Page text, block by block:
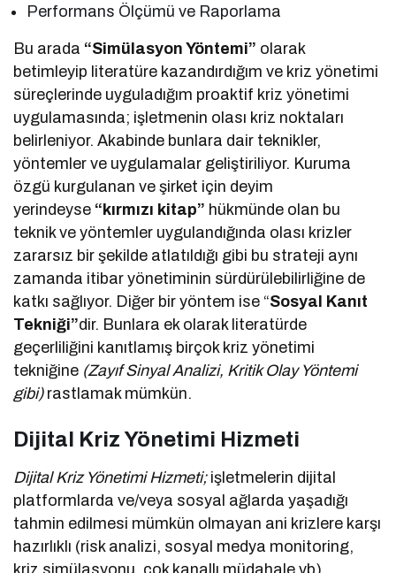
Performans Ölçümü ve Raporlama
Bu arada “Simülasyon Yöntemi” olarak
betimleyip literatüre kazandırdığım ve kriz yönetimi
süreçlerinde uyguladığım proaktif kriz yönetimi
uygulamasında; işletmenin olası kriz noktaları
belirleniyor. Akabinde bunlara dair teknikler,
yöntemler ve uygulamalar geliştiriliyor. Kuruma
özgü kurgulanan ve şirket için deyim
yerindeyse “kırmızı kitap” hükmünde olan bu
teknik ve yöntemler uygulandığında olası krizler
zararsız bir şekilde atlatıldığı gibi bu strateji aynı
zamanda itibar yönetiminin sürdürülebilirliğine de
katkı sağlıyor. Diğer bir yöntem ise “Sosyal Kanıt
Tekniği”dir. Bunlara ek olarak literatürde
geçerliliğini kanıtlamış birçok kriz yönetimi
tekniğine (Zayıf Sinyal Analizi, Kritik Olay Yöntemi
gibi)rastlamak mümkün.
Dijital Kriz Yönetimi Hizmeti
Dijital Kriz Yönetimi Hizmeti;işletmelerin dijital
platformlarda ve/veya sosyal ağlarda yaşadığı
tahmin edilmesi mümkün olmayan ani krizlere karşı
hazırlıklı (risk analizi, sosyal medya monitoring,
kriz simülasyonu, çok kanallı müdahale vb)